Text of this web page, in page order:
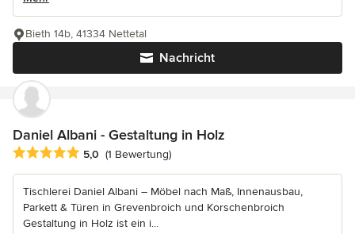
Nachricht
Bieth 14b, 41334 Nettetal
Daniel Albani - Gestaltung in Holz
Durchschnittliche Bewertung: 5 von 5 Sternen
5,0 (1 Bewertung)
Tischlerei Daniel Albani – Möbel nach Maß, Innenausbau,
Parkett & Türen in Grevenbroich und Korschenbroich
Gestaltung in Holz ist ein i...